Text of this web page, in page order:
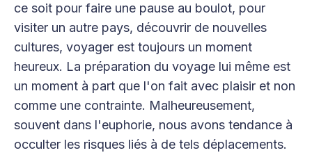
ce soit pour faire une pause au boulot, pour
visiter un autre pays, découvrir de nouvelles
cultures, voyager est toujours un moment
heureux. La préparation du voyage lui même est
un moment à part que l'on fait avec plaisir et non
comme une contrainte. Malheureusement,
souvent dans l'euphorie, nous avons tendance à
occulter les risques liés à de tels déplacements.